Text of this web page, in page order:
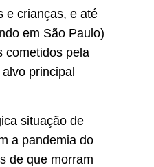
e crianças, e até
em São Paulo)
cometidos pela
principal
situação de
a pandemia do
de que morram